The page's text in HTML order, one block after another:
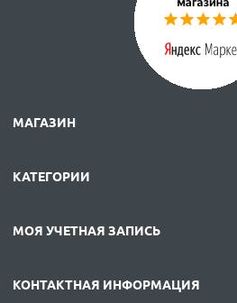
МАГАЗИН
КАТЕГОРИИ
МОЯ УЧЕТНАЯ ЗАПИСЬ
КОНТАКТНАЯ ИНФОРМАЦИЯ